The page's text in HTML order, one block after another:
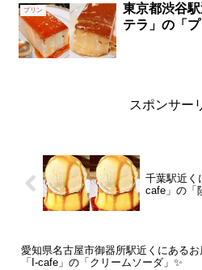
プリン
東京都渋谷
テラ」の「
スポンサー
千葉駅近く
cafe」の「
愛知県名古屋市御器所駅近くにあるお
「I-cafe」の「クリームソーダ」✨